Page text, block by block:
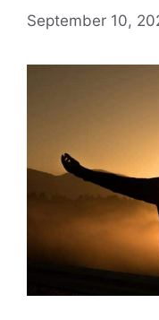
September 10,